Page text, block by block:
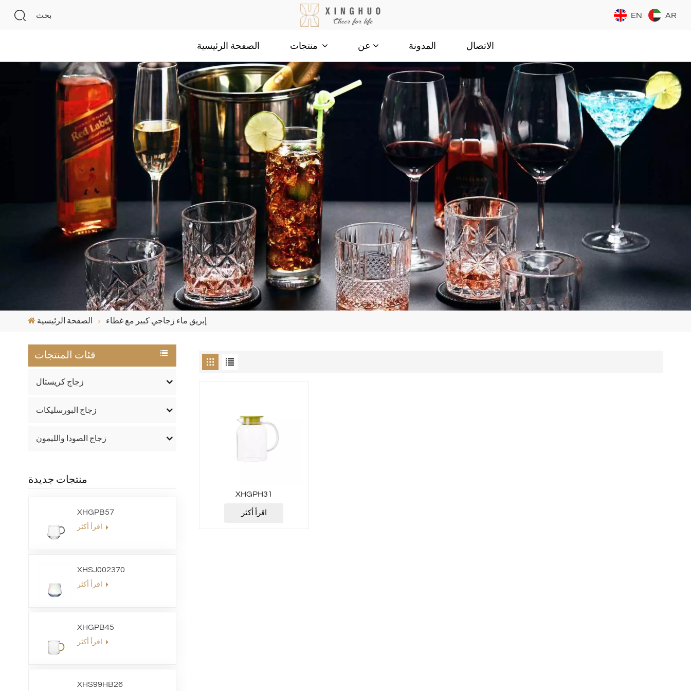
بحث EN AR
الصفحة الرئيسية عن المدونة الاتصال
الصفحة الرئيسية إبريق ماء زجاجي كبير مع غطاء
فئات المنتجات
زجاج كريستال
زجاج البورسليكات
زجاج الصودا والليمون
منتجات جديدة
XHGPB57
XHSJ002370
XHGPB45
XHS99HB26
XHGPH31
اقرأ أكثر